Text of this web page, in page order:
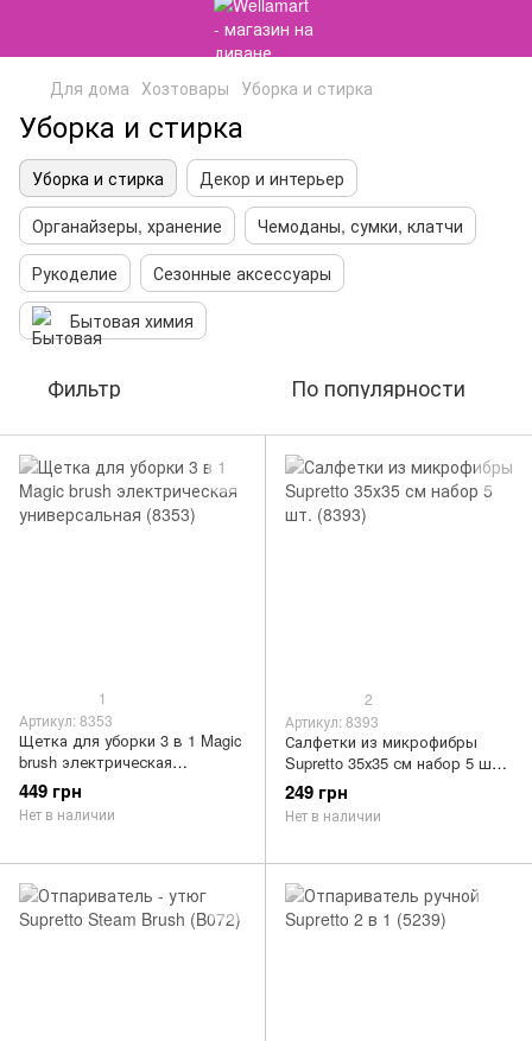
Для дома Хозтовары Уборка и стирка
Уборка и стирка
Уборка и стирка
Декор и интерьер
Органайзеры, хранение
Чемоданы, сумки, клатчи
Рукоделие
Сезонные аксессуары
Бытовая химия
Фильтр По популярности
1
Артикул: 8353
Щетка для уборки 3 в 1 Magic
brush электрическая
универсальная (8353)
449 грн
Нет в наличии
2
Артикул: 8393
Салфетки из микрофибры
Supretto 35х35 см набор 5 шт.
(8393)
249 грн
Нет в наличии